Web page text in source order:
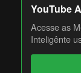
YouTube
Acesse as
Inteligênte